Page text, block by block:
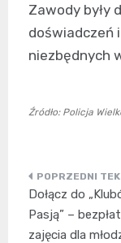
Zawody były
doświadczeń
niezbędnych
Źródło: Policja
wpisu
Dołącz do
Pasją” –
zajęcia dla